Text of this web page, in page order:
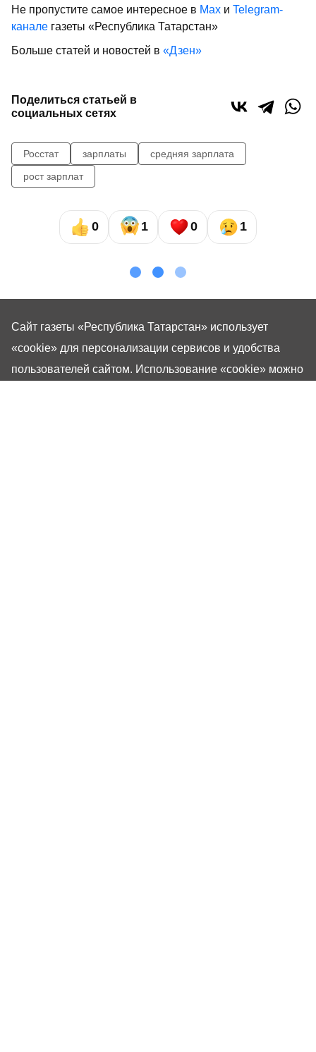
Не пропустите самое интересное в Max и Telegram-
канале газеты «Республика Татарстан»
Больше статей и новостей в «Дзен»
Поделиться статьей в
социальных сетях
Росстат зарплаты
средняя зарплата
рост зарплат
0 1 0 1
Сайт газеты «Республика Татарстан» использует
«cookie» для персонализации сервисов и удобства
пользователей сайтом. Использование «cookie» можно